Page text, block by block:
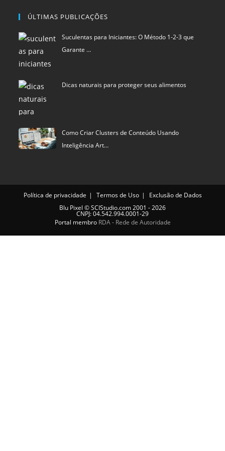
ÚLTIMAS PUBLICAÇÕES
Suculentas para Iniciantes: O Método 1-2-3 que
Garante …
Dicas naturais para proteger seus alimentos
Como Criar Clusters de Conteúdo Usando
Inteligência Art…
Política de privacidade Termos de Uso
Exclusão de Dados
Blu Pixel ©SCIStudio.com2001 - 2026
CNPJ: 04.542.994.0001-29
Portal membro RDA - Rede de Autoridade